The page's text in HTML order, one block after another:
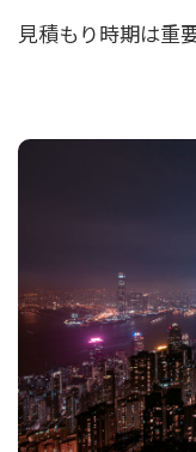
見積もり時期は重要